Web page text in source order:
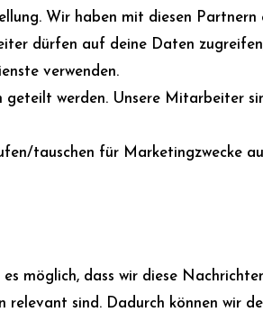
Wir haben mit diesen Partnern
dürfen auf deine Daten
verwenden.
werden. Unsere Mitarbeiter
tauschen für Marketingzwecke
möglich, dass wir diese
sind. Dadurch können wir